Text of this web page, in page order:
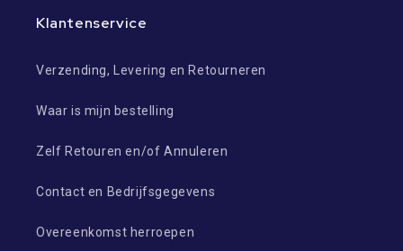
Klantenservice
Verzending, Levering en Retourneren
Waar is mijn bestelling
Zelf Retouren en/of Annuleren
Contact en Bedrijfsgegevens
Overeenkomst herroepen